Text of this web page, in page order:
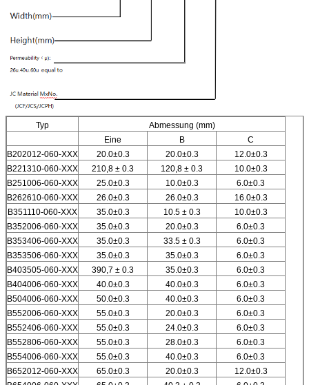
Typ
Abmessung (mm)
Eine
B
C
B202012-060-XXX
20.0±0.3 20.0±0.3
12.0±0.3
B221310-060-XXX
210,8 ± 0.3 120,8 ± 0.3
10.0±0.3
B251006-060-XXX
25.0±0.3 10.0±0.3
6.0±0.3
B262610-060-XXX
26.0±0.3 26.0±0.3
16.0±0.3
B351110-060-XXX
35.0±0.3 10.5 ± 0.3
10.0±0.3
B352006-060-XXX
35.0±0.3 20.0±0.3
6.0±0.3
B353406-060-XXX
35.0±0.3 33.5 ± 0.3
6.0±0.3
B353506-060-XXX
35.0±0.3 35.0±0.3
6.0±0.3
B403505-060-XXX
390,7 ± 0.3 35.0±0.3
6.0±0.3
B404006-060-XXX
40.0±0.3 40.0±0.3
6.0±0.3
B504006-060-XXX
50.0±0.3 40.0±0.3
6.0±0.3
B552006-060-XXX
55.0±0.3 20.0±0.3
6.0±0.3
B552406-060-XXX
55.0±0.3 24.0±0.3
6.0±0.3
B552806-060-XXX
55.0±0.3 28.0±0.3
6.0±0.3
B554006-060-XXX
55.0±0.3 40.0±0.3
6.0±0.3
B652012-060-XXX
65.0±0.3 20.0±0.3
12.0±0.3